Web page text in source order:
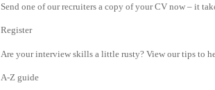
Send one of our recruiters a copy of your CV now – it
Register
Are your interview skills a little rusty? View our tips to
A-Z guide